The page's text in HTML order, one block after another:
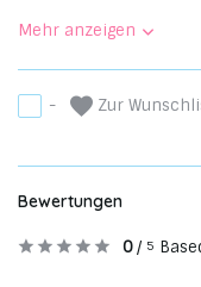
Mehr anzeigen
- Zur
Bewertungen
0/ 5